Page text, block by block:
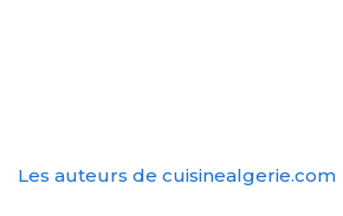
Les auteurs de cuisinealgerie.com